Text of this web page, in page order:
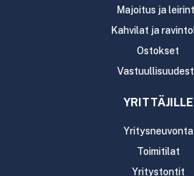
Majoitus ja
Kahvilat ja
Ostokset
YRITTÄJILLE
Yritysneuvonta
Toimitilat
Yritystontit